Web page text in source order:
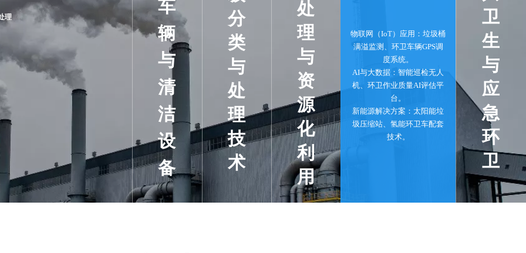
理
车
辆
与
清
洁
设
备
分
类
与
处
理
技
术
处
理
与
资
源
化
利
用
物联网（IoT）应用：垃圾桶
满溢监测、环卫车辆GPS调
度系统。
AI与大数据：智能巡检无人
机、环卫作业质量AI评估平
台。
新能源解决方案：太阳能垃
圾压缩站、氢能环卫车配套
技术。
卫
生
与
应
急
环
卫